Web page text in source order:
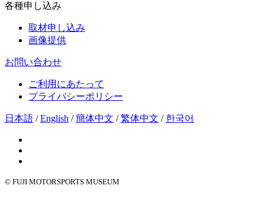
各種申し込み
取材申し込み
画像提供
お問い合わせ
ご利用にあたって
プライバシーポリシー
日本語 /English /簡体中文 /繁体中文 / 한국어
© FUJI MOTORSPORTS MUSEUM